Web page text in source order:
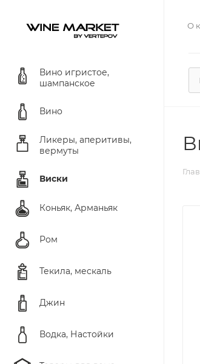
О
Вино игристое,
шампанское
Вино
Ликеры, аперитивы,
вермуты
Виски
Коньяк, Арманьяк
Ром
Текила, мескаль
Джин
Водка, Настойки